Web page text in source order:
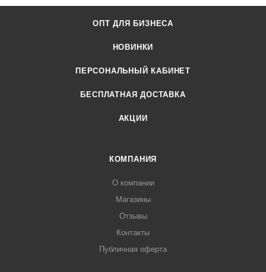
ОПТ ДЛЯ БИЗНЕСА
НОВИНКИ
ПЕРСОНАЛЬНЫЙ КАБИНЕТ
БЕСПЛАТНАЯ ДОСТАВКА
АКЦИИ
КОМПАНИЯ
О компании
Магазины
Отзывы
Контакты
Публичная оферта